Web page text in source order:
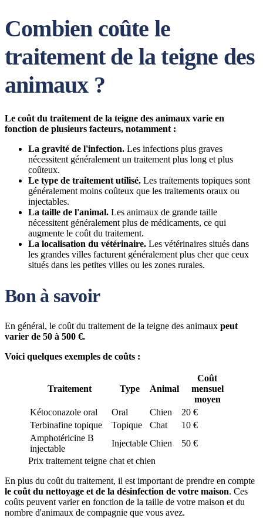
Combien coûte le
traitement de la teigne des
animaux ?
Le coût du traitement de la teigne des animaux varie en
fonction de plusieurs facteurs, notamment :
La gravité de l'infection. Les infections plus graves
nécessitent généralement un traitement plus long et plus
coûteux.
Le type de traitement utilisé. Les traitements topiques sont
généralement moins coûteux que les traitements oraux ou
injectables.
La taille de l'animal. Les animaux de grande taille
nécessitent généralement plus de médicaments, ce qui
augmente le coût du traitement.
La localisation du vétérinaire. Les vétérinaires situés dans
les grandes villes facturent généralement plus cher que ceux
situés dans les petites villes ou les zones rurales.
Bon à savoir
En général, le coût du traitement de la teigne des animaux peut
varier de 50 à 500 €.
Voici quelques exemples de coûts :
Traitement Type Animal
Coût
mensuel
moyen
Kétoconazole oral
Oral Chien
20 €
Terbinafine topique
Topique Chat
10 €
Amphotéricine B
injectable
Injectable Chien
50 €
Prix traitement teigne chat et chien
En plus du coût du traitement, il est important de prendre en compte
le coût du nettoyage et de la désinfection de votre maison. Ces
coûts peuvent varier en fonction de la taille de votre maison et du
nombre d'animaux de compagnie que vous avez.